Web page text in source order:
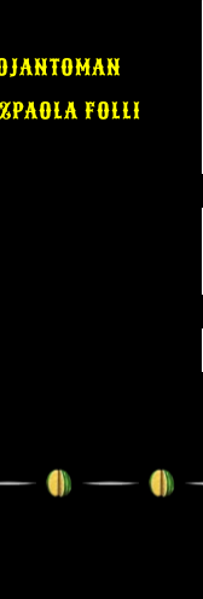
JANTOMAN
PAOLA FOLLI